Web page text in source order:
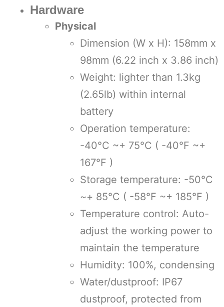
Hardware
Physical
Dimension (W x H): 158mm x
98mm (6.22 inch x 3.86 inch)
Weight: lighter than 1.3kg
(2.65lb) within internal
battery
Operation temperature:
-40°C ~+ 75°C ( -40°F ~+
167°F )
Storage temperature: -50°C
~+ 85°C ( -58°F ~+ 185°F )
Temperature control: Auto-
adjust the working power to
maintain the temperature
Humidity: 100%, condensing
Water/dustproof: IP67
dustproof, protected from